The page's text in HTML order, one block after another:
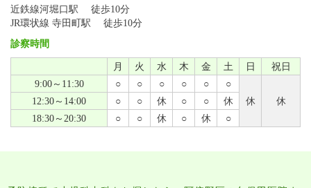
近鉄線河堀口駅 徒歩10分
JR環状線 寺田町駅 徒歩10分
診察時間
月 火 水 木 金 土 日
祝日
9:00～11:30
○ ○ ○ ○ ○
○
休
休
12:30～14:00 ○ ○ 休 ○ ○
休
18:30～20:30
○ ○ 休 ○ 休 ○